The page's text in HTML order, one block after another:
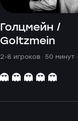
Голцмейн /
Goltzmein
2-8 игроков · 50 минут